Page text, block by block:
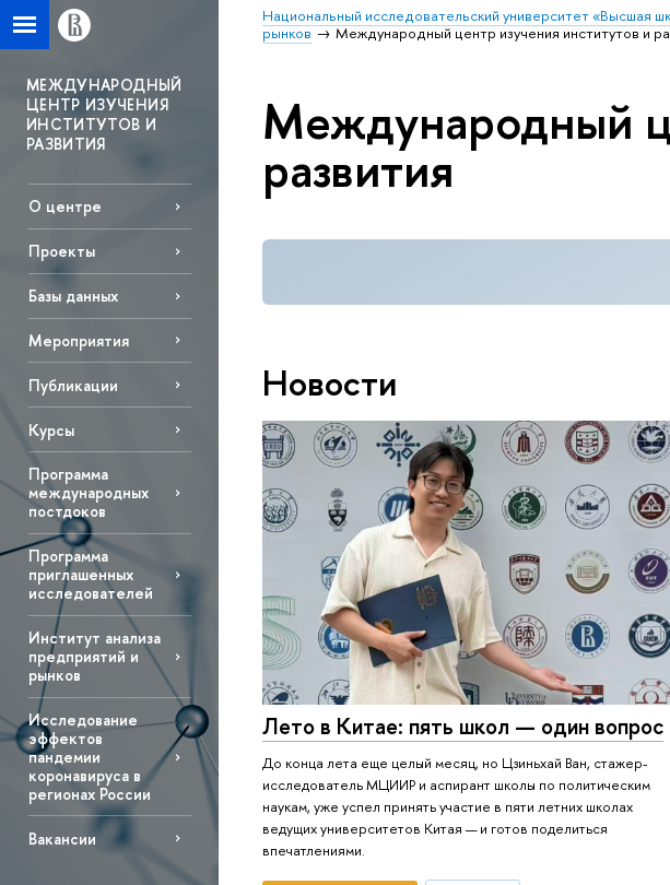
Национальный исследовательский университет «Высшая
рынков
Международный центр изучения институтов и
МЕЖДУНАРОДНЫЙ
ЦЕНТР ИЗУЧЕНИЯ
ИНСТИТУТОВ И
РАЗВИТИЯ
О центре
Проекты
Базы данных
Mероприятия
Публикации
Курсы
Программа
международных
постдоков
Программа
приглашенных
исследователей
Институт анализа
предприятий и
рынков
Исследование
эффектов
пандемии
коронавируса в
регионах России
Вакансии
Международный
развития
Новости
Лето в Китае: пять школ — один вопрос
До конца лета еще целый месяц, но Цзиньхай Ван, стажер-
исследователь МЦИИР и аспирант школы по политическим
наукам, уже успел принять участие в пяти летних школах
ведущих университетов Китая — и готов поделиться
впечатлениями.